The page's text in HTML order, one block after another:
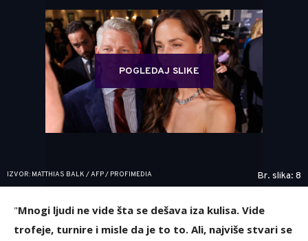
POGLEDAJ SLIKE
IZVOR: MATTHIAS BALK / AFP / PROFIMEDIA Br. slika: 8
"Mnogi ljudi ne vide šta se dešava iza kulisa. Vide
trofeje, turnire i misle da je to to. Ali, najviše stvari se